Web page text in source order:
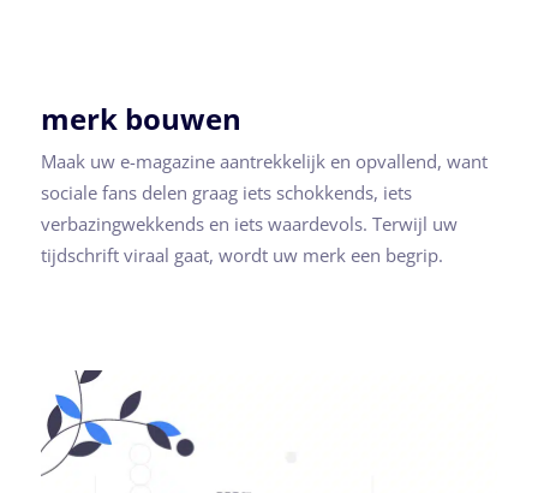
merk bouwen
Maak uw e-magazine aantrekkelijk en opvallend, want
sociale fans delen graag iets schokkends, iets
verbazingwekkends en iets waardevols. Terwijl uw
tijdschrift viraal gaat, wordt uw merk een begrip.